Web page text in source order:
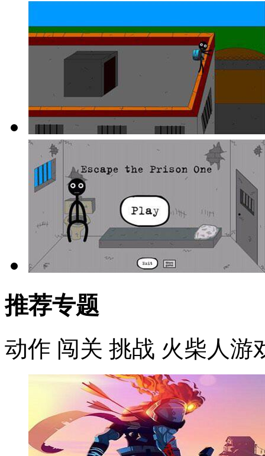
推荐专题
动作 闯关 挑战 火柴人游